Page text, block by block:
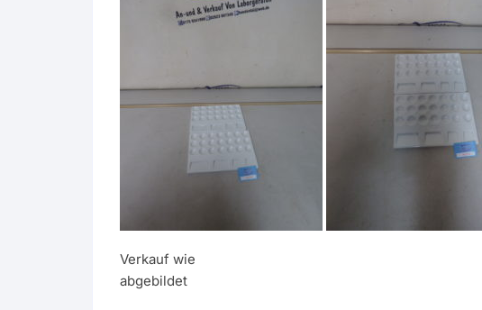
Verkauf wie
abgebildet